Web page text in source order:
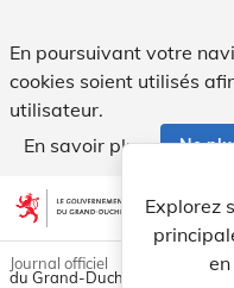
En poursuivant votre
cookies soient utilisés
utilisateur.
En savoir plus
Ne
Aller au contenu Explorez
Journal officiel
du Grand-Duché de